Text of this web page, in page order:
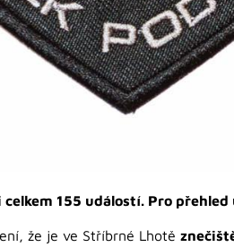
155 událostí. Pro
že je ve Stříbrné Lhotě